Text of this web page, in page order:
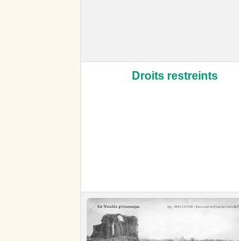
Droits restreints